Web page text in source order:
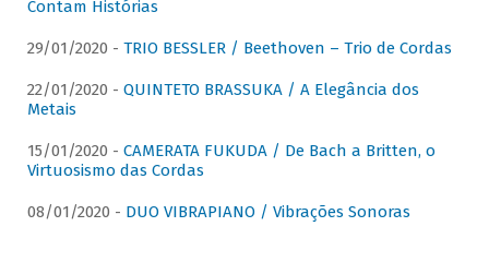
Contam Histórias
29/01/2020 - TRIO BESSLER / Beethoven – Trio de Cordas
22/01/2020 - QUINTETO BRASSUKA / A Elegância dos
Metais
15/01/2020 - CAMERATA FUKUDA / De Bach a Britten, o
Virtuosismo das Cordas
08/01/2020 - DUO VIBRAPIANO / Vibrações Sonoras